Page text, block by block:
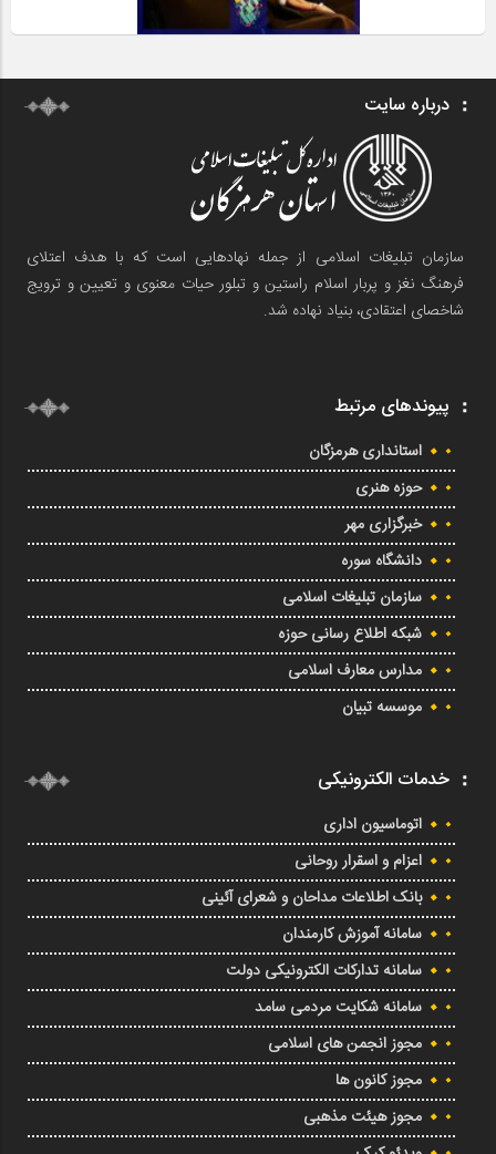
درباره سایت
سازمان تبلیغات اسلامی از جمله نهادهایی است که با هدف اعتلای
فرهنگ نغز و پربار اسلام راستین و تبلور حیات معنوی و تعیین و ترویج
شاخصای اعتقادی، بنیاد نهاده شد.
پیوندهای مرتبط
استانداری هرمزگان
حوزه هنری
خبرگزاری مهر
دانشگاه سوره
سازمان تبلیغات اسلامی
شبکه اطلاع رسانی حوزه
مدارس معارف اسلامی
موسسه تبیان
خدمات الکترونیکی
اتوماسیون اداری
اعزام و اسقرار روحانی
بانک اطلاعات مداحان و شعرای آئینی
سامانه آموزش کارمندان
سامانه تدارکات الکترونیکی دولت
سامانه شکایت مردمی سامد
مجوز انجمن های اسلامی
مجوز کانون ها
مجوز هیئت مذهبی